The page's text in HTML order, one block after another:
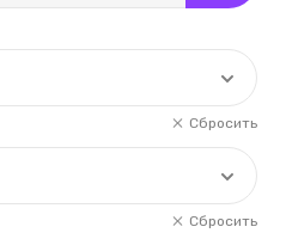
Сбросить
Сбросить